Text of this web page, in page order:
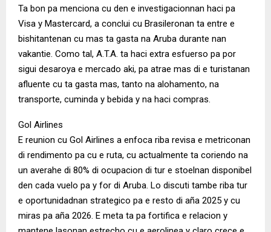
Ta bon pa menciona cu den e investigacionnan haci pa
Visa y Mastercard, a conclui cu Brasileronan ta entre e
bishitantenan cu mas ta gasta na Aruba durante nan
vakantie. Como tal, A.T.A. ta haci extra esfuerso pa por
sigui desaroya e mercado aki, pa atrae mas di e turistanan
afluente cu ta gasta mas, tanto na alohamento, na
transporte, cuminda y bebida y na haci compras.
Gol Airlines
E reunion cu Gol Airlines a enfoca riba revisa e metriconan
di rendimento pa cu e ruta, cu actualmente ta coriendo na
un averahe di 80% di ocupacion di tur e stoelnan disponibel
den cada vuelo pa y for di Aruba. Lo discuti tambe riba tur
e oportunidadnan strategico pa e resto di aña 2025 y cu
miras pa aña 2026. E meta ta pa fortifica e relacion y